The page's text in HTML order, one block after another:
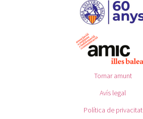
Tornar amunt
Avís legal
Política de privacitat